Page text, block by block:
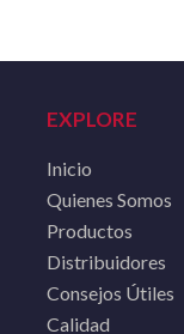
EXPLORE
Inicio
Quienes Somos
Productos
Distribuidores
Consejos Útiles
Calidad